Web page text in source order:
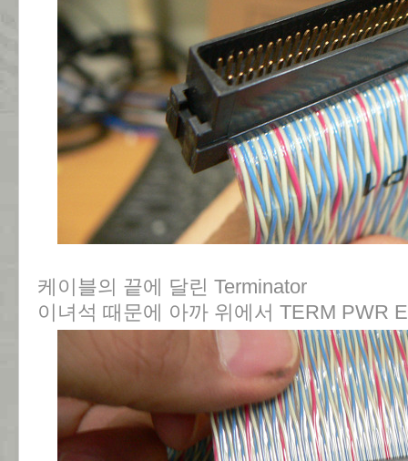
케이블의 끝에 달린 Terminator
이녀석 때문에 아까 위에서 TERM PWR